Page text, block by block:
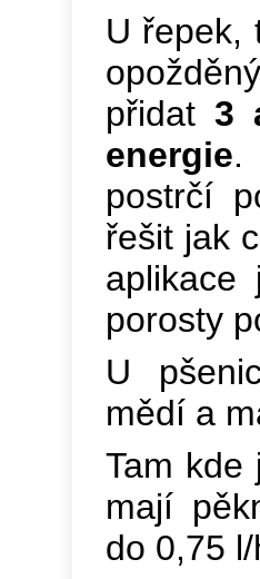
U řepek,
přidat 3
energie.
postrčí
řešit jak
aplikace
porosty
U
mědí a
Tam kde
mají
do 0,75